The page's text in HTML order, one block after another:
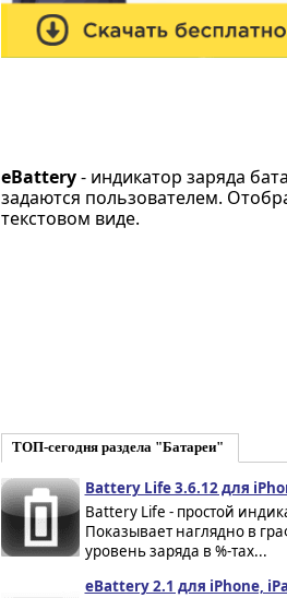
eBattery- индикатор заряда
задаются пользователем.
текстовом виде.
ТОП-сегодня раздела "Батареи"
Battery Life 3.6.12 для
Battery Life - простой
Показывает наглядно в
уровень заряда в %-тах...
eBattery 2.1 для iPhone,